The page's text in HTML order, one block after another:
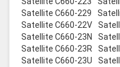
Satellite C660-229
Satellite C660-22V
Satellite C660-23N
Satellite C660-23R
Satellite C660-23U